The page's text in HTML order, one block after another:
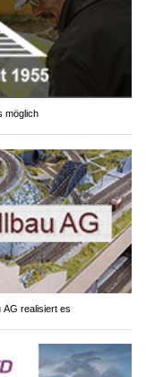
möglich
AG realisiert es